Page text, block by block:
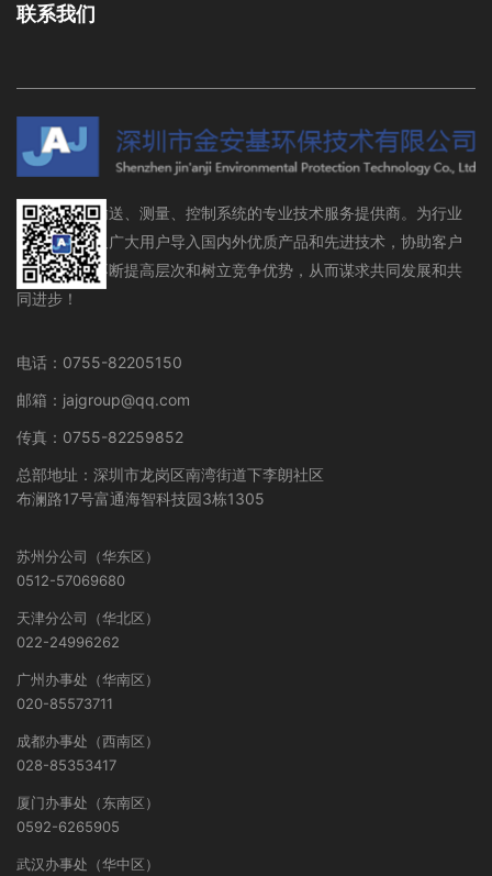
联系我们
流体存储、输送、测量、控制系统的专业技术服务提供商。为行业
设备制造商及广大用户导入国内外优质产品和先进技术，协助客户
在行业领域不断提高层次和树立竞争优势，从而谋求共同发展和共
同进步！
电话：0755-82205150
邮箱：jajgroup@qq.com
传真：0755-82259852
总部地址：深圳市龙岗区南湾街道下李朗社区
布澜路17号富通海智科技园3栋1305
苏州分公司（华东区）
0512-57069680
天津分公司（华北区）
022-24996262
广州办事处（华南区）
020-85573711
成都办事处（西南区）
028-85353417
厦门办事处（东南区）
0592-6265905
武汉办事处（华中区）